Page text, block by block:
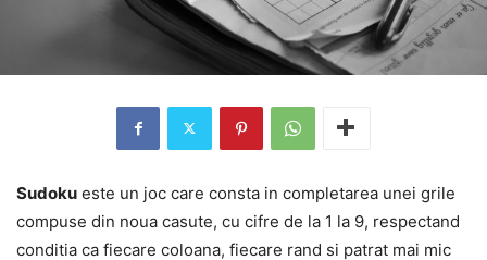
Sudoku este un joc care consta in completarea unei grile
compuse din noua casute, cu cifre de la 1 la 9, respectand
conditia ca fiecare coloana, fiecare rand si patrat mai mic